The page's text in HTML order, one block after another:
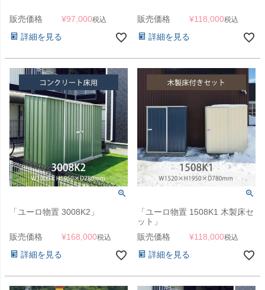
販売価格 ¥97,000税込
詳細を見る
販売価格 ¥118,000税込
詳細を見る
「ユーロ物置 3008K2」
販売価格 ¥168,000税込
詳細を見る
「ユーロ物置 1508K1 木製床セ
ット」
販売価格
¥118,000税込
詳細を見る